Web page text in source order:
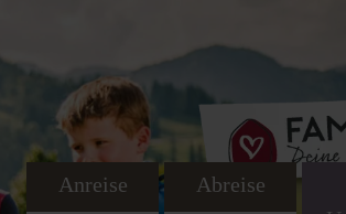
Anreise Abreise